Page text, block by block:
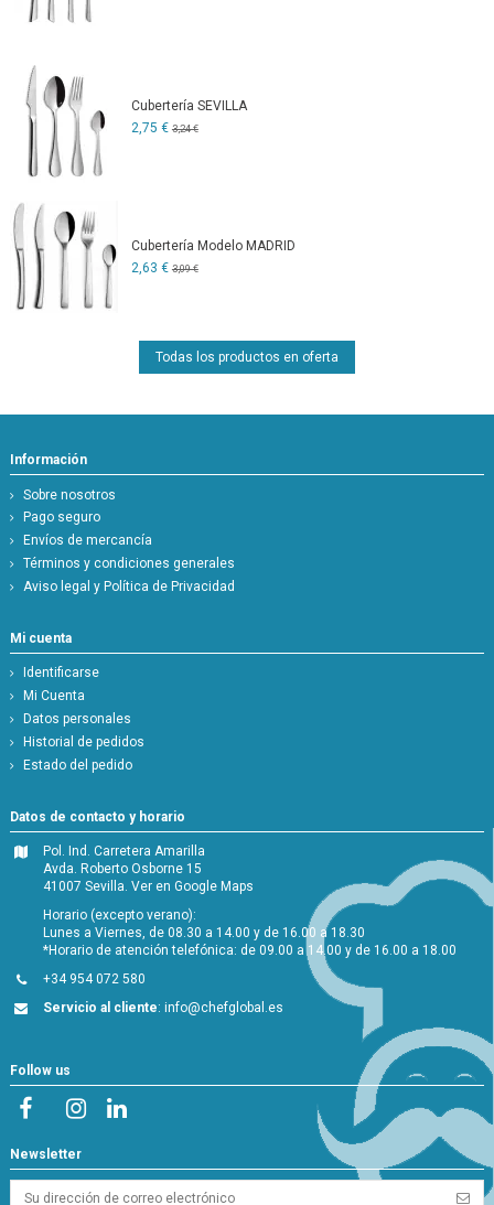
Cubertería SEVILLA
2,75 € 3,24 €
Cubertería Modelo MADRID
2,63 € 3,09 €
Todas los productos en oferta
Información
Sobre nosotros
Pago seguro
Envíos de mercancía
Términos y condiciones generales
Aviso legal y Política de Privacidad
Mi cuenta
Identificarse
Mi Cuenta
Datos personales
Historial de pedidos
Estado del pedido
Datos de contacto y horario
Pol. Ind. Carretera Amarilla
Avda. Roberto Osborne 15
41007 Sevilla.Ver en Google Maps
Horario (excepto verano):
Lunes a Viernes, de 08.30 a 14.00 y de 16.00 a 18.30
*Horario de atención telefónica: de 09.00 a 14.00 y de 16.00 a 18.00
+34 954 072 580
Servicio al cliente:info@chefglobal.es
Follow us
Newsletter